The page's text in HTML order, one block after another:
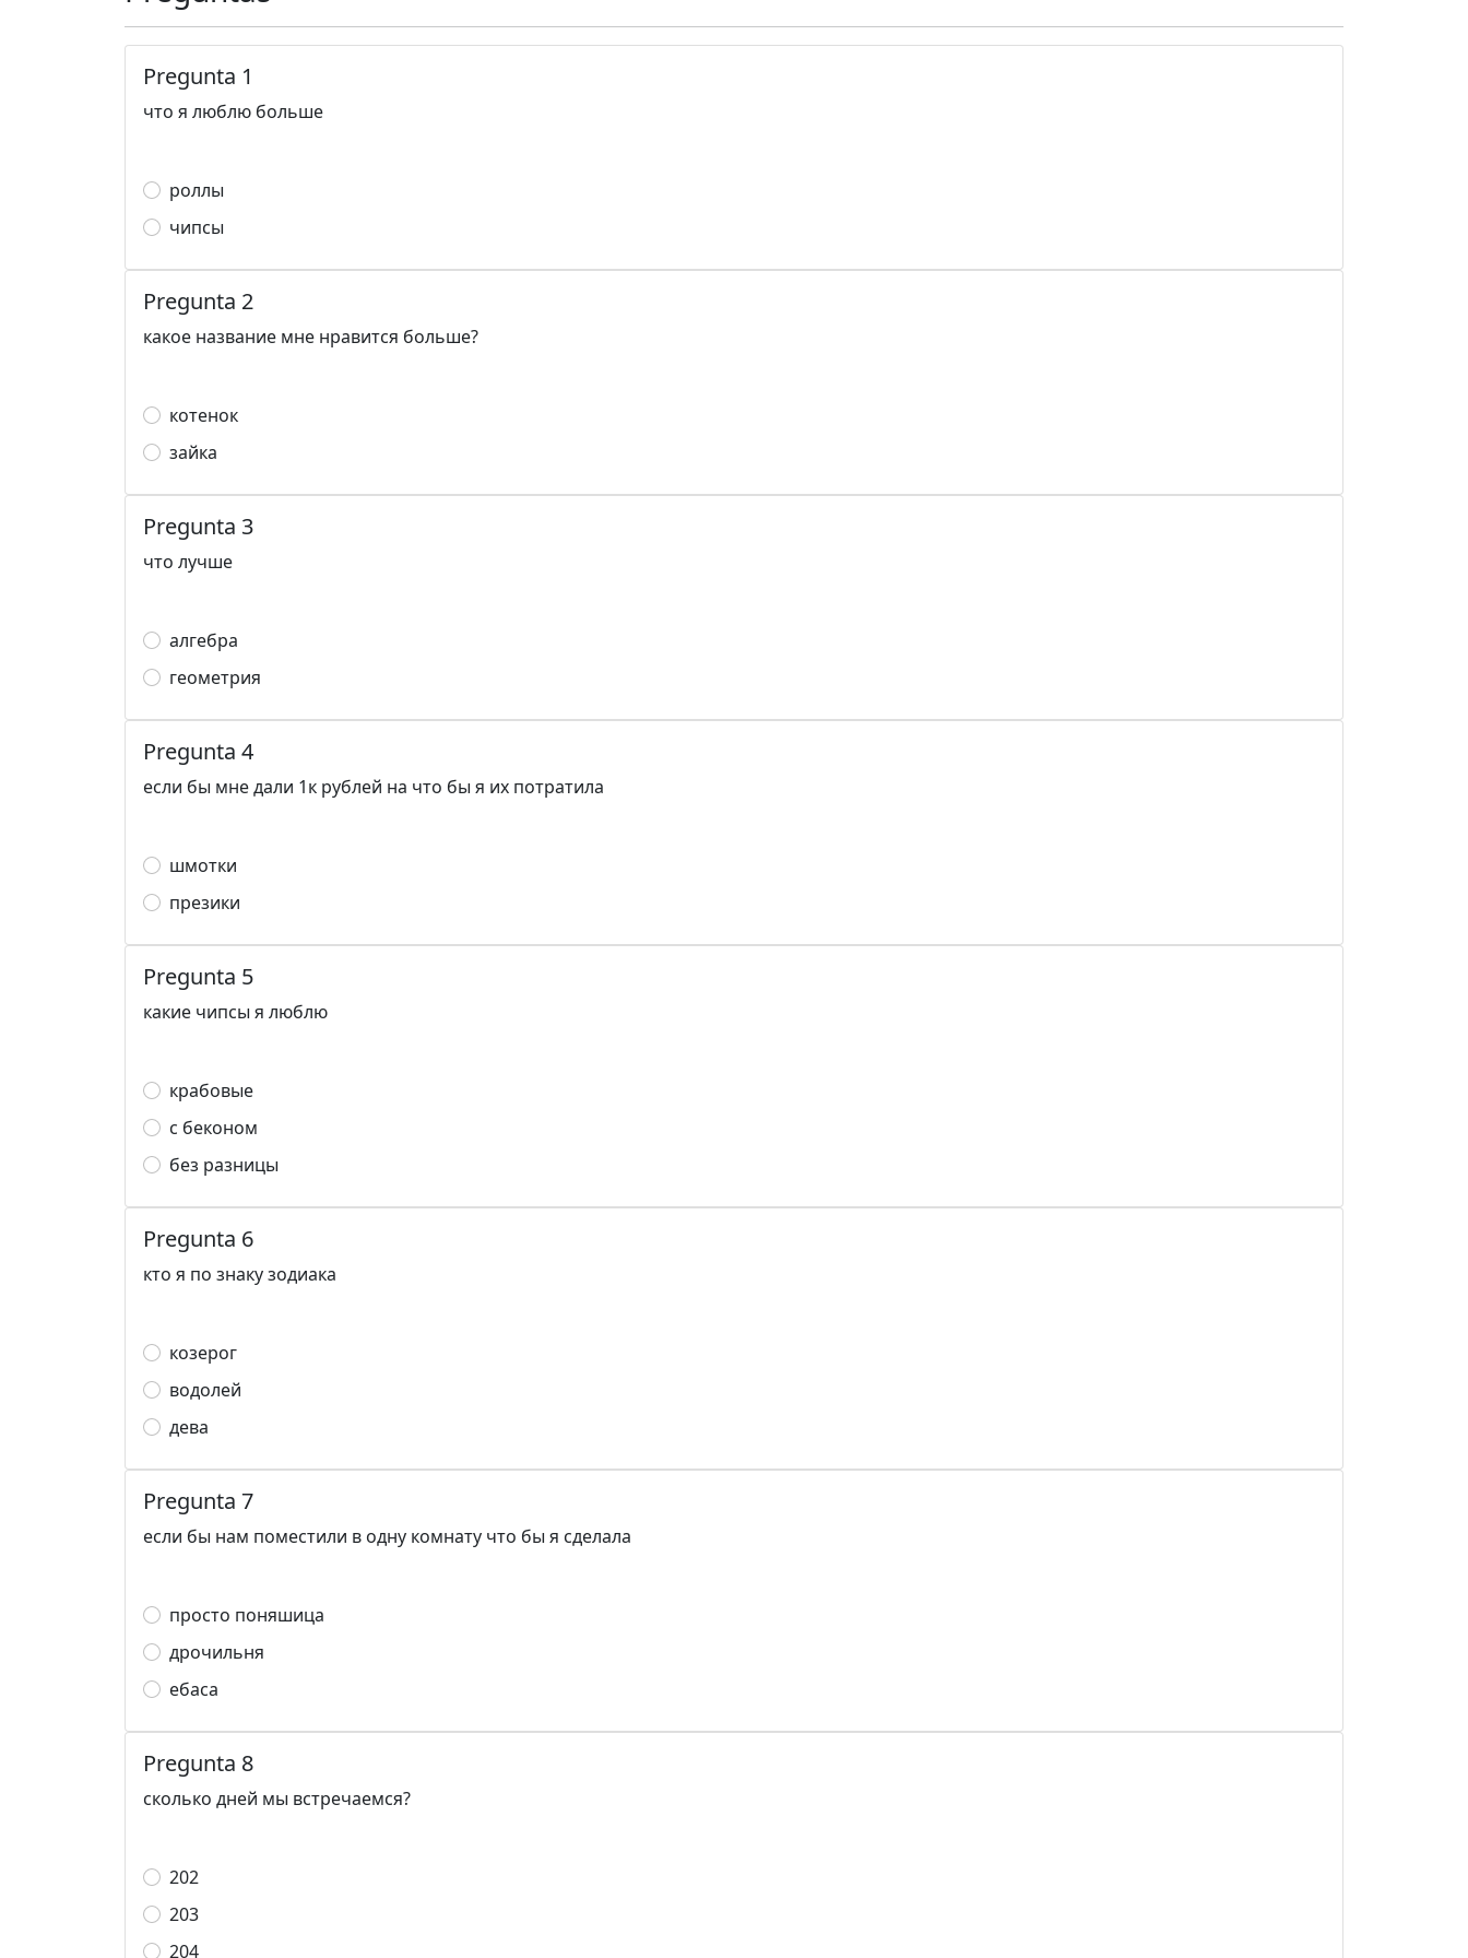
Pregunta 1
что я люблю больше
роллы
чипсы
Pregunta 2
какое название мне нравится больше?
котенок
зайка
Pregunta 3
что лучше
алгебра
геометрия
Pregunta 4
если бы мне дали 1к рублей на что бы я их потратила
шмотки
презики
Pregunta 5
какие чипсы я люблю
крабовые
с беконом
без разницы
Pregunta 6
кто я по знаку зодиака
козерог
водолей
дева
Pregunta 7
если бы нам поместили в одну комнату что бы я сделала
просто поняшица
дрочильня
ебаса
Pregunta 8
сколько дней мы встречаемся?
202
203
204